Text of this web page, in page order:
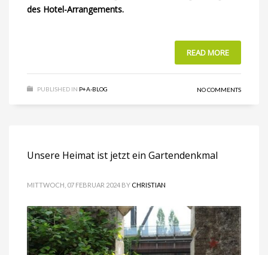
des Hotel-Arrangements.
READ MORE
PUBLISHED IN P+A-BLOG NO COMMENTS
Unsere Heimat ist jetzt ein Gartendenkmal
MITTWOCH, 07 FEBRUAR 2024 BY CHRISTIAN